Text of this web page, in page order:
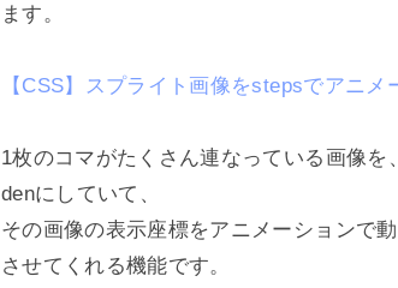
ます。
【CSS】スプライト画像をstepsでアニ
1枚のコマがたくさん連なっている画像
denにしていて、
その画像の表示座標をアニメーションで
させてくれる機能です。